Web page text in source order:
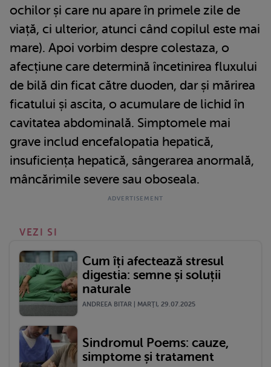
ochilor și care nu apare în primele zile de
viață, ci ulterior, atunci când copilul este mai
mare). Apoi vorbim despre colestaza, o
afecțiune care determină încetinirea fluxului
de bilă din ficat către duoden, dar și mărirea
ficatului și ascita, o acumulare de lichid în
cavitatea abdominală. Simptomele mai
grave includ encefalopatia hepatică,
insuficiența hepatică, sângerarea anormală,
mâncărimile severe sau oboseala.
VEZI SI
Cum îți afectează stresul
digestia: semne și soluții
naturale
ANDREEA BITAR | MARŢI, 29.07.2025
Sindromul Poems: cauze,
simptome și tratament